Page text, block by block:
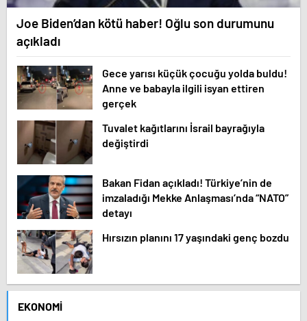
Joe Biden’dan kötü haber! Oğlu son durumunu
açıkladı
Gece yarısı küçük çocuğu yolda buldu!
Anne ve babayla ilgili isyan ettiren
gerçek
Tuvalet kağıtlarını İsrail bayrağıyla
değiştirdi
Bakan Fidan açıkladı! Türkiye’nin de
imzaladığı Mekke Anlaşması’nda “NATO”
detayı
Hırsızın planını 17 yaşındaki genç bozdu
EKONOMI